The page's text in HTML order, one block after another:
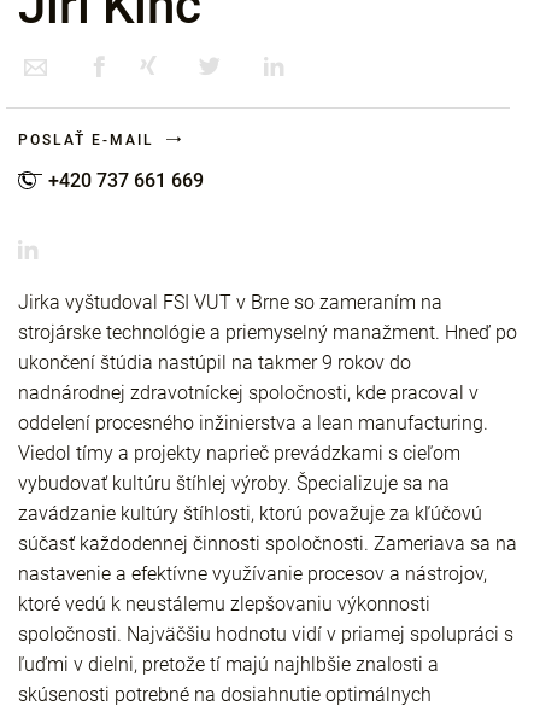
POSLAŤ E-MAIL
+420 737 661 669
Jirka vyštudoval FSI VUT v Brne so zameraním na
strojárske technológie a priemyselný manažment. Hneď po
ukončení štúdia nastúpil na takmer 9 rokov do
nadnárodnej zdravotníckej spoločnosti, kde pracoval v
oddelení procesného inžinierstva a lean manufacturing.
Viedol tímy a projekty naprieč prevádzkami s cieľom
vybudovať kultúru štíhlej výroby. Špecializuje sa na
zavádzanie kultúry štíhlosti, ktorú považuje za kľúčovú
súčasť každodennej činnosti spoločnosti. Zameriava sa na
nastavenie a efektívne využívanie procesov a nástrojov,
ktoré vedú k neustálemu zlepšovaniu výkonnosti
spoločnosti. Najväčšiu hodnotu vidí v priamej spolupráci s
ľuďmi v dielni, pretože tí majú najhlbšie znalosti a
skúsenosti potrebné na dosiahnutie optimálnych